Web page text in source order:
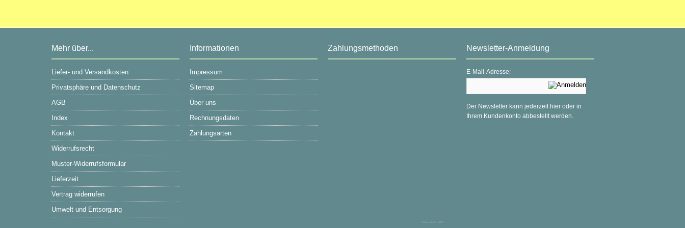
Mehr über...
Liefer- und Versandkosten
Privatsphäre und Datenschutz
AGB
Index
Kontakt
Widerrufsrecht
Muster-Widerrufsformular
Lieferzeit
Vertrag widerrufen
Umwelt und Entsorgung
Informationen
Impressum
Sitemap
Über uns
Rechnungsdaten
Zahlungsarten
Zahlungsmethoden Newsletter-Anmeldung
E-Mail-Adresse:
Der Newsletter kann jederzeit hier oder in
Ihrem Kundenkonto abbestellt werden.